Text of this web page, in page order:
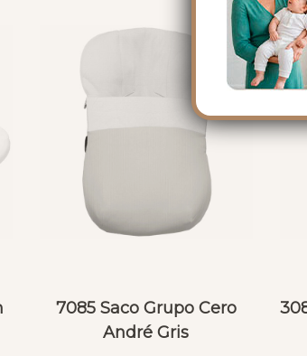
7085 Saco Grupo Cero
André Gris